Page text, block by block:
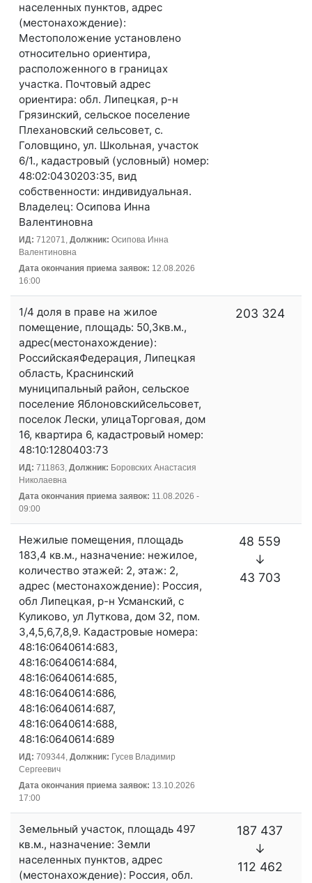
населенных пунктов, адрес
(местонахождение):
Местоположение установлено
относительно ориентира,
расположенного в границах
участка. Почтовый адрес
ориентира: обл. Липецкая, р-н
Грязинский, сельское поселение
Плехановский сельсовет, с.
Головщино, ул. Школьная, участок
6/1., кадастровый (условный) номер:
48:02:0430203:35, вид
собственности: индивидуальная.
Владелец: Осипова Инна
Валентиновна
ИД: 712071, Должник: Осипова Инна
Валентиновна
Дата окончания приема заявок: 12.08.2026
16:00
1/4 доля в праве на жилое
помещение, площадь: 50,3кв.м.,
адрес(местонахождение):
РоссийскаяФедерация, Липецкая
область, Краснинский
муниципальный район, сельское
поселение Яблоновскийсельсовет,
поселок Лески, улицаТорговая, дом
16, квартира 6, кадастровый номер:
48:10:1280403:73
ИД: 711863, Должник: Боровских Анастасия
Николаевна
Дата окончания приема заявок: 11.08.2026 -
09:00
203 324
Нежилые помещения, площадь
183,4 кв.м., назначение: нежилое,
количество этажей: 2, этаж: 2,
адрес (местонахождение): Россия,
обл Липецкая, р-н Усманский, с
Куликово, ул Луткова, дом 32, пом.
3,4,5,6,7,8,9. Кадастровые номера:
48:16:0640614:683,
48:16:0640614:684,
48:16:0640614:685,
48:16:0640614:686,
48:16:0640614:687,
48:16:0640614:688,
48:16:0640614:689
ИД: 709344, Должник: Гусев Владимир
Сергеевич
Дата окончания приема заявок: 13.10.2026
17:00
48 559
↓
43 703
Земельный участок, площадь 497
кв.м., назначение: Земли
населенных пунктов, адрес
(местонахождение): Россия, обл.
187 437
↓
112 462